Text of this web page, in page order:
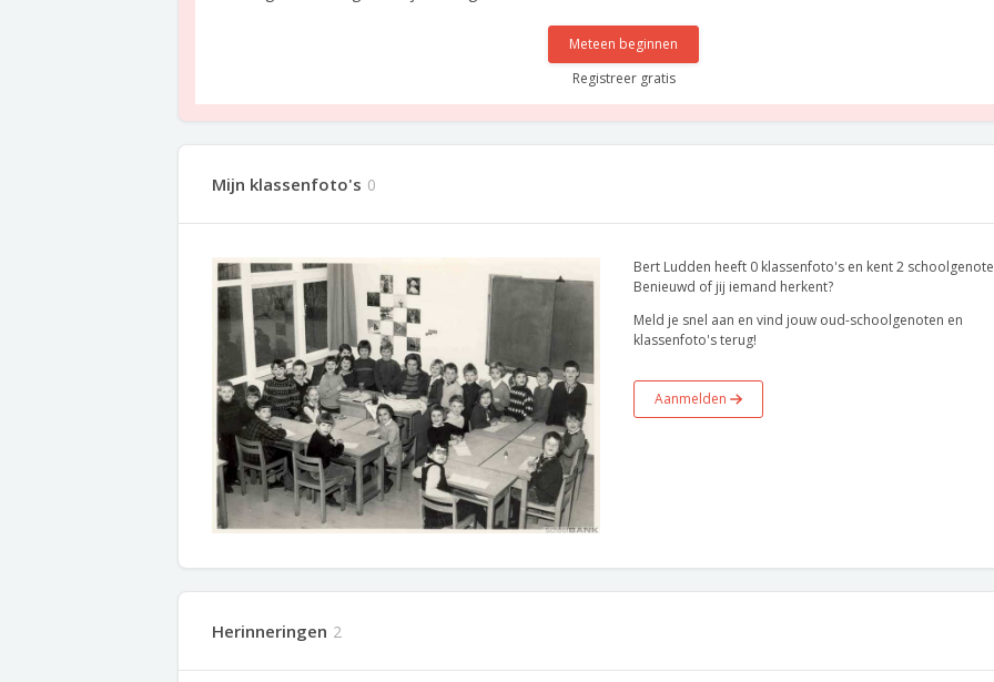
Meteen beginnen
Registreer gratis
Mijn klassenfoto's 0
Bert Ludden heeft 0 klassenfoto's en kent 2
Benieuwd of jij iemand herkent?
Meld je snel aan en vind jouw oud-schoolgenoten en
klassenfoto's terug!
Aanmelden
Herinneringen 2